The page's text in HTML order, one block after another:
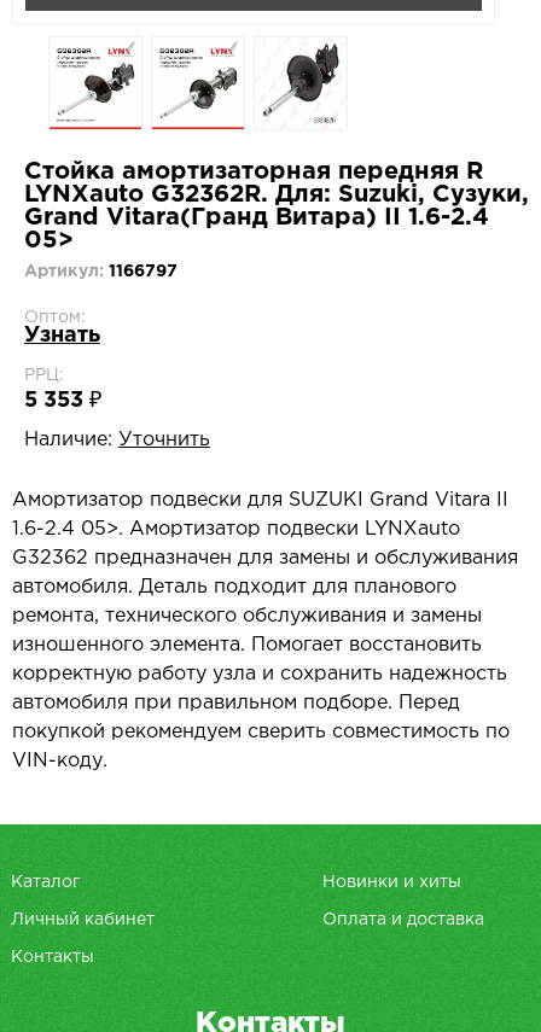
Стойка амортизаторная передняя R
LYNXauto G32362R. Для: Suzuki, Сузуки,
Grand Vitara(Гранд Витара) II 1.6-2.4
05>
Артикул: 1166797
Оптом:
Узнать
РРЦ:
5 353 ₽
Наличие: Уточнить
Амортизатор подвески для SUZUKI Grand Vitara II
1.6-2.4 05>. Амортизатор подвески LYNXauto
G32362 предназначен для замены и обслуживания
автомобиля. Деталь подходит для планового
ремонта, технического обслуживания и замены
изношенного элемента. Помогает восстановить
корректную работу узла и сохранить надежность
автомобиля при правильном подборе. Перед
покупкой рекомендуем сверить совместимость по
VIN-коду.
Каталог Новинки и хиты
Личный кабинет Оплата и доставка
Контакты
Контакты